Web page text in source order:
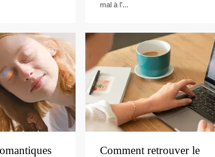
mal à l’...
Comment retrouver le